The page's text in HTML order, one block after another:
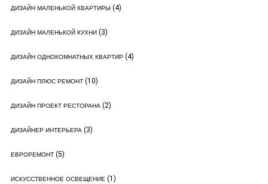
ДИЗАЙН МАЛЕНЬКОЙ КВАРТИРЫ (4)
ДИЗАЙН МАЛЕНЬКОЙ КУХНИ(3)
ДИЗАЙН ОДНОКОМНАТНЫХ КВАРТИР(4)
ДИЗАЙН ПЛЮС РЕМОНТ(10)
ДИЗАЙН ПРОЕКТ РЕСТОРАНА(2)
ДИЗАЙНЕР ИНТЕРЬЕРА(3)
ЕВРОРЕМОНТ(5)
ИСКУССТВЕННОЕ ОСВЕЩЕНИЕ(1)